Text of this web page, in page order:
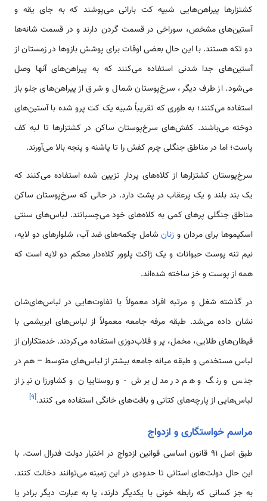
کشتزارها پیراهن‌هایی شبیه کت ‌بارانی می‌پوشند که به جای یقه و
آستین‌های مشخص، سوراخی در قسمت گردن دارند و در قسمت شانه‌ها
دو تکه هستند. با این حال بعضی اوقات برای پوشش بازوها در زمستان ‌از
آستین‌های جدا شدنی ‌استفاده می‌کنند که به پیراهن‌های آنها وصل
می‌شود. از طرف دیگر، سرخ‌پوستان شمال و شرق ‌از پیراهن‌های جلو باز
استفاده می‌کنند؛ به طوری که تقریباً ‌شبیه یک کت پرو شده با آستین‌های
دوخته می‌باشند. کفش‌های سرخ‌پوستان ساکن در کشتزارها تا لبه کف
پاست؛ اما در مناطق جنگلی ‌چرم کفش را تا پاشنه و پنجه بالا می‌آورند.
سرخ‌پوستان کشتزارها از کلاه‌های پردارِ تزیین شده استفاده می‌کنند که
یک بند بلند و یک پرعقاب در پشت دارد. در حالی که سرخ‌پوستان ساکن
مناطق جنگلی ‌پرهای کمی به کلاه‌های خود می‌چسبانند. لباس‌های سنتی
اسکیموها برای مردان و زنان‌شامل چکمه‌های ضد آب، ‌شلوارهای دو لایه،
نیم تنه پوست حیوانات و یک ژاکت پلوور کلاه‌دار محکم دو لایه است که
همه از پوست و خز ساخته شده‌اند.
در گذشته شغل و مرتبه افراد معمولاً با تفاوت‌هایی در لباس‌های‌شان
نشان داده می‌شد. طبقه مرفه جامعه معمولاً از لباس‌های ابریشمی با
قیطان‌های طلایی، مخمل، پر و قلاب‌دوزی استفاده می‌کردند. خدمتکاران ‌از
لباس مستخدمی و ‌طبقه میانه جامعه بیشتر از لباس‌های متوسط – هم در
جنس و رنگ و هم در مدل برش - و روستاییان و کشاورزان نیز از
لباس‌هایی از پارچه‌های کتانی و بافت‌های خانگی استفاده می کنند.[۹]
مراسم خواستگاری و ازدواج
طبق اصل ۹۱ قانون اساسی قوانین ازدواج در اختیار دولت فدرال است. با
این حال دولت‌های استانی تا حدودی در این زمینه می‌توانند دخالت کنند.
به جز کسانی که رابطه خونی با یکدیگر دارند، یا به عبارت دیگر برادر یا